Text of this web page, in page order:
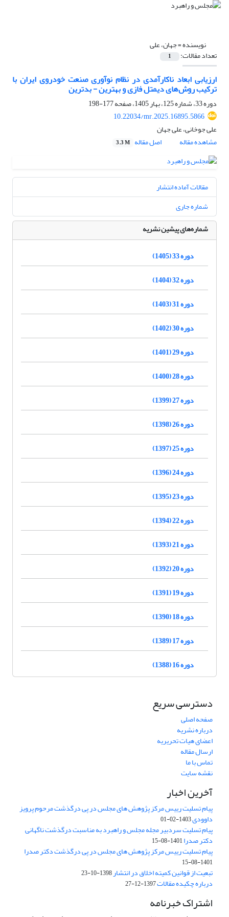
نویسنده =جهان، علی
تعداد مقالات: 1
ارزیابی ابعاد ناکارآمدی در نظام نوآوری صنعت خودروی ایران با
ترکیب روش‌های دیمتل فازی و بهترین - بدترین
دوره 33، شماره 125، بهار 1405، صفحه
177-198
10.22034/mr.2025.16895.5866
علی جوخانی، علی جهان
مشاهده مقاله
اصل مقاله 3.3 M
مقالات آماده انتشار
شماره جاری
شماره‌های پیشین نشریه
دوره 33 (1405)
دوره 32 (1404)
دوره 31 (1403)
دوره 30 (1402)
دوره 29 (1401)
دوره 28 (1400)
دوره 27 (1399)
دوره 26 (1398)
دوره 25 (1397)
دوره 24 (1396)
دوره 23 (1395)
دوره 22 (1394)
دوره 21 (1393)
دوره 20 (1392)
دوره 19 (1391)
دوره 18 (1390)
دوره 17 (1389)
دوره 16 (1388)
دسترسی سریع
صفحه اصلی
درباره نشریه
اعضای هیات تحریریه
ارسال مقاله
تماس با ما
نقشه سایت
آخرین اخبار
پیام تسلیت رییس مرکز پژوهش های مجلس در پی درگذشت مرحوم پرویز
داوودی1403-02-01
پیام تسلیت سردبیر مجله مجلس و راهبرد به مناسبت درگذشت ناگهانی
دکتر صدرا1401-08-15
پیام تسلیت رییس مرکز پژوهش های مجلس در پی درگذشت دکتر صدرا
1401-08-15
تبعیت از قوانین کمیته اخلاق در انتشار1398-10-23
درباره چکیده مقالات1397-12-27
اشتراک خبرنامه